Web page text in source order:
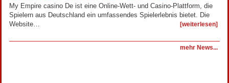
My Empire casino De ist eine Online-Wett- und Casino-Plattform, die
Spielern aus Deutschland ein umfassendes Spielerlebnis bietet. Die
Website…
[weiterlesen]
mehr News...